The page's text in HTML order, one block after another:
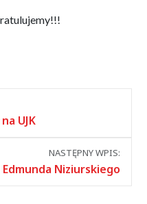
UJK
NASTĘPNY WPIS:
Edmunda Niziurskiego